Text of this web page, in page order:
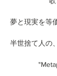
夢と現実を等
半世捨て人の